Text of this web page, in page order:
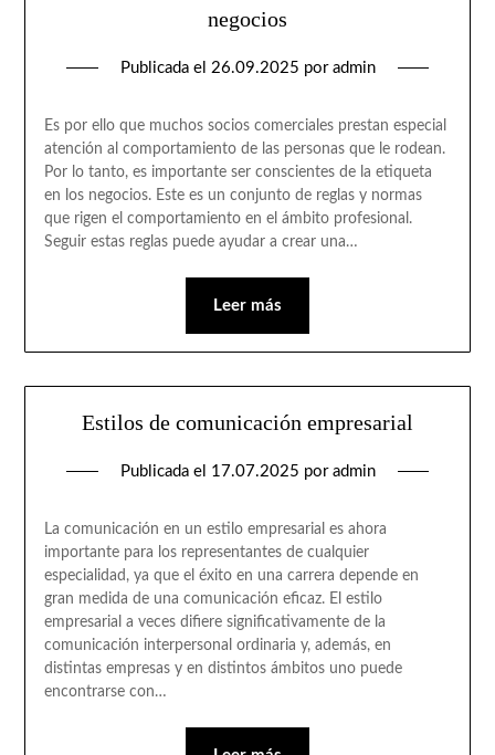
negocios
Publicada el 26.09.2025 por admin
Es por ello que muchos socios comerciales prestan especial
atención al comportamiento de las personas que le rodean.
Por lo tanto, es importante ser conscientes de la etiqueta
en los negocios. Este es un conjunto de reglas y normas
que rigen el comportamiento en el ámbito profesional.
Seguir estas reglas puede ayudar a crear una…
Leer más
Estilos de comunicación empresarial
Publicada el 17.07.2025 por admin
La comunicación en un estilo empresarial es ahora
importante para los representantes de cualquier
especialidad, ya que el éxito en una carrera depende en
gran medida de una comunicación eficaz. El estilo
empresarial a veces difiere significativamente de la
comunicación interpersonal ordinaria y, además, en
distintas empresas y en distintos ámbitos uno puede
encontrarse con…